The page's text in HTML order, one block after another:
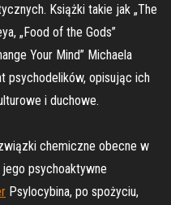
Książki takie jak „The
„Food of the Gods”
Your Mind” Michaela
psychodelików, opisując ich
i duchowe.
chemiczne obecne w
psychoaktywne
Psylocybina, po spożyciu,